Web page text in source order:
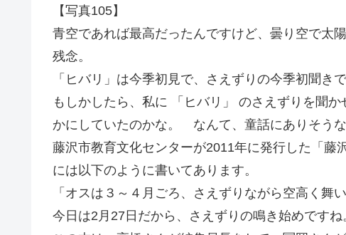
【写真105】
青空であれば最高だったんですけど、曇り空で太
残念。
「ヒバリ」は今季初見で、さえずりの今季初聞きで
もしかしたら、私に 「ヒバリ」 のさえずりを聞
かにしていたのかな。 なんて、童話にありそうな
藤沢市教育文化センターが2011年に発行した「
には以下のように書いてあります。
「オスは３～４月ごろ、さえずりながら空高く舞
今日は2月27日だから、さえずりの鳴き始めですね